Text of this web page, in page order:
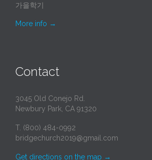
가을학기
More info →
Contact
3045 Old Conejo Rd.
Newbury Park, CA 91320
T. (800) 484-0992
bridgechurch2019@gmail.com
Get directions on the map →